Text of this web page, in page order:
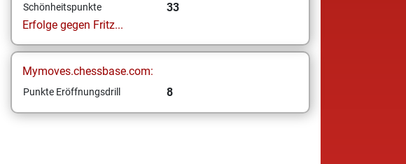
Schönheitspunkte
33
Erfolge gegen Fritz...
Mymoves.chessbase.com:
Punkte Eröffnungsdrill 8